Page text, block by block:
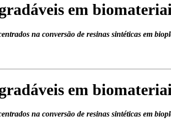
em
na conversão de resinas sintéticas em
em
na conversão de resinas sintéticas em